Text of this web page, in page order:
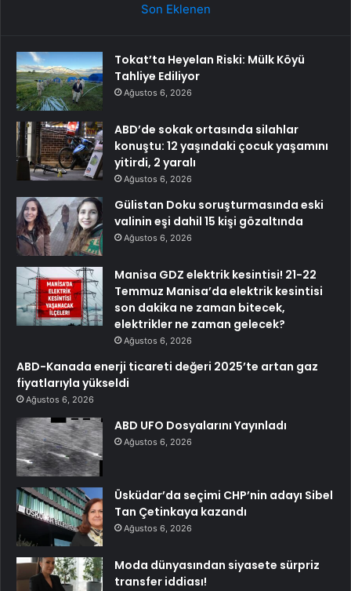
Son Eklenen
Tokat’ta Heyelan Riski: Mülk Köyü
Tahliye Ediliyor
Ağustos 6, 2026
ABD’de sokak ortasında silahlar
konuştu: 12 yaşındaki çocuk yaşamını
yitirdi, 2 yaralı
Ağustos 6, 2026
Gülistan Doku soruşturmasında eski
valinin eşi dahil 15 kişi gözaltında
Ağustos 6, 2026
Manisa GDZ elektrik kesintisi! 21-22
Temmuz Manisa’da elektrik kesintisi
son dakika ne zaman bitecek,
elektrikler ne zaman gelecek?
Ağustos 6, 2026
ABD-Kanada enerji ticareti değeri 2025’te artan gaz
fiyatlarıyla yükseldi
Ağustos 6, 2026
ABD UFO Dosyalarını Yayınladı
Ağustos 6, 2026
Üsküdar’da seçimi CHP’nin adayı Sibel
Tan Çetinkaya kazandı
Ağustos 6, 2026
Moda dünyasından siyasete sürpriz
transfer iddiası!